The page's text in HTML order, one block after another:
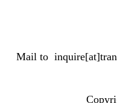
Mail to